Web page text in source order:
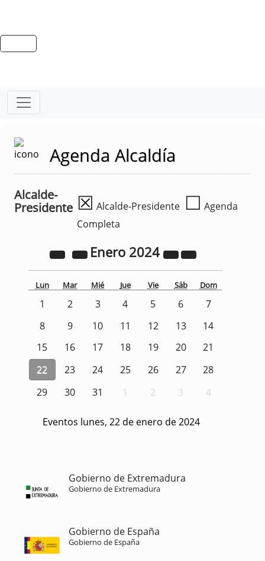
Agenda Alcaldía
Alcalde-
Presidente ☒ Alcalde-Presidente ☐ Agenda
Completa
Enero 2024
Lun Mar Mié Jue Vie Sáb Dom
1 2 3 4 5 6
7
8
9 10 11 12 13
14
15
16 17 18 19 20
21
22
23 24 25 26 27
28
29
30 31 1 2 3 4
Eventos lunes, 22 de enero de 2024
Gobierno de Extremadura
Gobierno de Extremadura
Gobierno de España
Gobierno de España